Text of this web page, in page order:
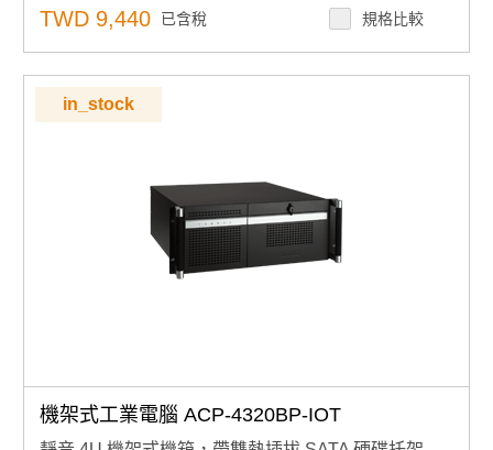
TWD 9,440 已含稅 規格比較
in_stock
機架式工業電腦 ACP-4320BP-IOT